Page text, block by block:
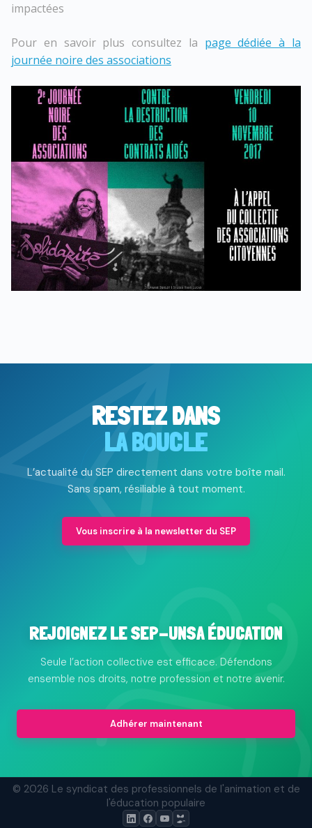
impactées
Pour en savoir plus consultez la page dédiée à la
journée noire des associations
RESTEZ DANS
LA BOUCLE
L’actualité du SEP directement dans votre boîte mail.
Sans spam, résiliable à tout moment.
Vous inscrire à la newsletter du SEP
REJOIGNEZ LE SEP-UNSA ÉDUCATION
Seule l’action collective est efficace. Défendons
ensemble nos droits, notre profession et notre avenir.
Adhérer maintenant
© 2026 Le syndicat des professionnels de l'animation et de
l'éducation populaire